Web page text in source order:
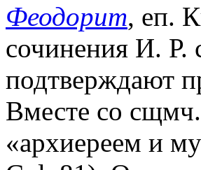
Феодорит, еп.
сочинения И. Р.
подтверждают
Вместе со сщмч.
«архиереем и